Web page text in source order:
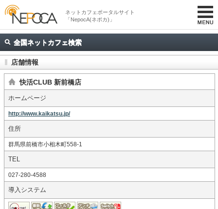
ネットカフェポータルサイト
「NepocA(ネポカ)」
全国ネットカフェ検索
店舗情報
快活CLUB 新前橋店
ホームページ
http://www.kaikatsu.jp/
住所
群馬県前橋市小相木町558-1
TEL
027-280-4588
導入システム